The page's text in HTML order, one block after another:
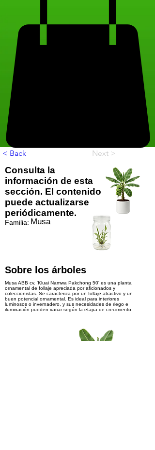
< Back Next >
Consulta la
información de esta
sección. El contenido
puede actualizarse
periódicamente.
Familia: Musa
Sobre los árboles
Musa ABB cv. 'Kluai Namwa Pakchong 50' es una planta
ornamental de follaje apreciada por aficionados y
coleccionistas. Se caracteriza por un follaje atractivo y un
buen potencial ornamental. Es ideal para interiores
luminosos o invernadero, y sus necesidades de riego e
iluminación pueden variar según la etapa de crecimiento.